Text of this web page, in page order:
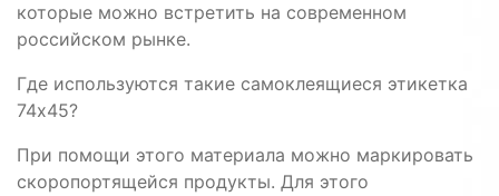
которые можно встретить на современном
российском рынке.
Где используются такие самоклеящиеся этикетка
74х45?
При помощи этого материала можно маркировать
скоропортящейся продукты. Для этого